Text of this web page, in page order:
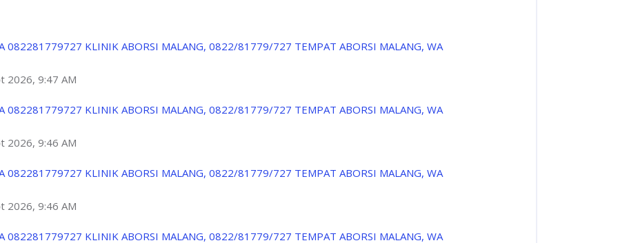
082281779727 KLINIK ABORSI MALANG, 0822/81779/727 TEMPAT ABORSI MALANG, WA
2026, 9:47 AM
082281779727 KLINIK ABORSI MALANG, 0822/81779/727 TEMPAT ABORSI MALANG, WA
2026, 9:46 AM
082281779727 KLINIK ABORSI MALANG, 0822/81779/727 TEMPAT ABORSI MALANG, WA
2026, 9:46 AM
082281779727 KLINIK ABORSI MALANG, 0822/81779/727 TEMPAT ABORSI MALANG, WA